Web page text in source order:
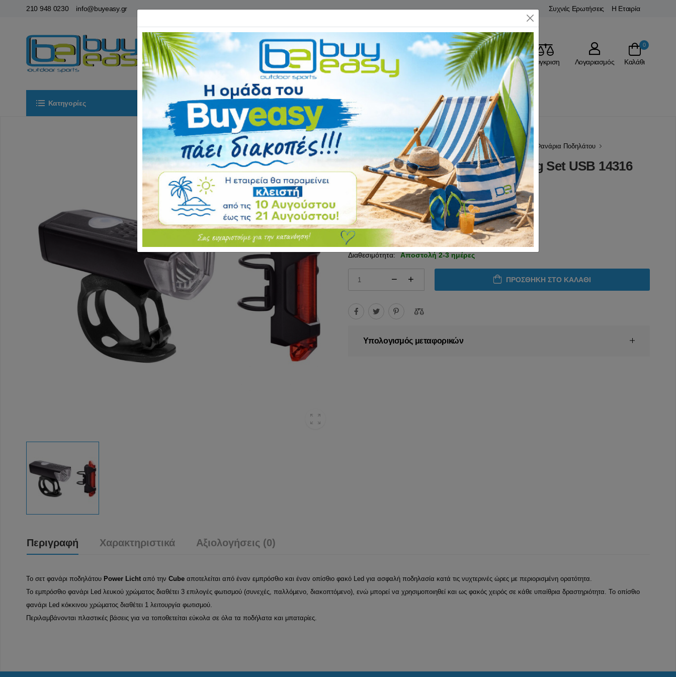
210 948 0230 info@buyeasy.gr Συχνές Ερωτήσεις Η Εταιρία
Αγαπημένα Σύγκριση Λογαριασμός
0
Καλάθι
Κατηγορίες Αρχική ΕΙΔΗ CAMPING Επικοινωνία
Αρχική ΠΟΔΗΛΑΤΑ - ΑΞΕΣΟΥΑΡ Αξεσουάρ Ποδηλάτου Φανάρια Ποδηλάτου
Σετ Φανάρια RFR Power Lighting Set USB 14316
Αξιολόγηση: (0 Αξιολογήσεις)
Κωδικός73-14316
22.00€ 25.00€
Διαθεσιμότητα: Αποστολή 2-3 ημέρες
ΠΡΟΣΘΉΚΗ ΣΤΟ ΚΑΛΆΘΙ
Υπολογισμός μεταφορικών
Περιγραφή Χαρακτηριστικά Αξιολογήσεις (0)
Το σετ φανάρι ποδηλάτου Power Licht από την Cube αποτελείται από έναν εμπρόσθιο και έναν οπίσθιο φακό Led για ασφαλή ποδηλασία κατά τις νυχτερινές ώρες με περιορισμένη ορατότητα.
Το εμπρόσθιο φανάρι Led λευκού χρώματος διαθέτει 3 επιλογές φωτισμού (συνεχές, παλλόμενο, διακοπτόμενο), ενώ μπορεί να χρησιμοποιηθεί και ως φακός χειρός σε κάθε υπαίθρια δραστηριότητα. Το οπίσθιο
φανάρι Led κόκκινου χρώματος διαθέτει 1 λειτουργία φωτισμού.
Περιλαμβάνονται πλαστικές βάσεις για να τοποθετείται εύκολα σε όλα τα ποδήλατα και μπαταρίες.
Close